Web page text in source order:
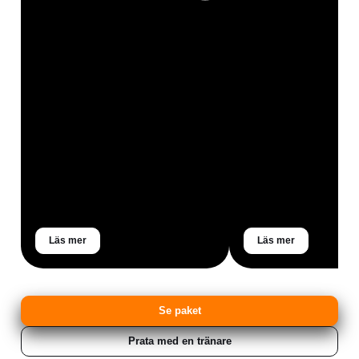
Läs mer Läs mer
Se paket
Prata med en tränare